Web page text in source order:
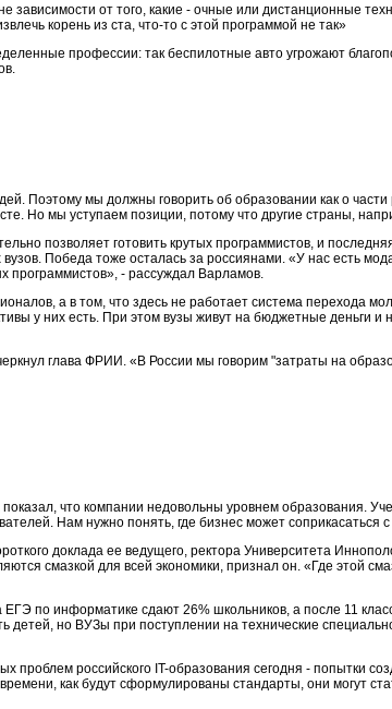
от того, какие - очные или дистанционные
корень из ста, что-то с этой программой не так»
профессии: так беспилотные авто угрожают
Поэтому мы должны говорить об образовании как о части
Но мы уступаем позиции, потому что другие страны,
позволяет готовить крутых программистов, и
Победа тоже осталась за россиянами. «У нас есть
программистов», - рассуждал Варламов.
а в том, что здесь не работает система перехода
у них есть. При этом вузы живут на бюджетные деньги
глава ФРИИ. «В России мы говорим "затраты на
что компании недовольны уровнем образования.
Нам нужно понять, где бизнес может соприкасаться
доклада ее ведущего, ректора Университета
смазкой для всей экономики, признал он. «Где этой
по информатике сдают 26% школьников, а после 11
но ВУЗы при поступлении на технические
российского IT-образования сегодня - попытки
как будут сформулированы стандарты, они могут